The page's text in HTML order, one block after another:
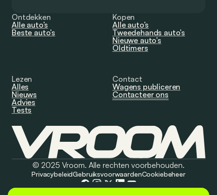
Ontdekken
Alle auto’s
Beste auto’s
Kopen
Alle auto’s
Tweedehands auto’s
Nieuwe auto’s
Oldtimers
Lezen
Alles
Nieuws
Advies
Tests
Contact
Wagens publiceren
Contacteer ons
© 2025 Vroom. Alle rechten voorbehouden.
PrivacybeleidGebruiksvoorwaardenCookiebeheer